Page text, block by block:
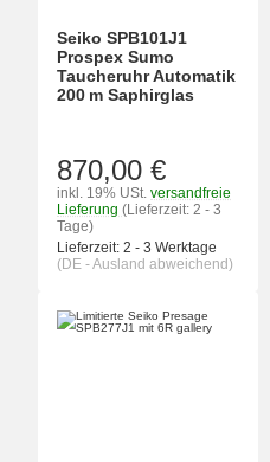
Seiko SPB101J1
Prospex Sumo
Taucheruhr Automatik
200 m Saphirglas
870,00 €
inkl. 19% USt. versandfreie
Lieferung (Lieferzeit: 2 - 3
Tage)
Lieferzeit: 2 - 3 Werktage
(DE - Ausland abweichend)